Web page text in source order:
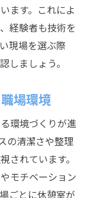
ます。これによ
経験者も技術を
現場を選ぶ際
しましょう。
場環境
環境づくりが進
の清潔さや整理
されています。
モチベーション
ごとに休憩室が